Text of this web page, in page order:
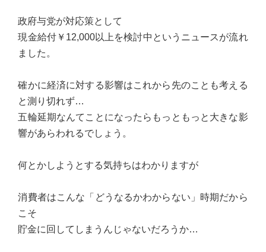
政府与党が対応策として
現金給付￥12,000以上を検討中というニュースが流れ
ました。
確かに経済に対する影響はこれから先のことも考える
と測り切れず…
五輪延期なんてことになったらもっともっと大きな影
響があらわれるでしょう。
何とかしようとする気持ちはわかりますが
消費者はこんな「どうなるかわからない」時期だから
こそ
貯金に回してしまうんじゃないだろうか…